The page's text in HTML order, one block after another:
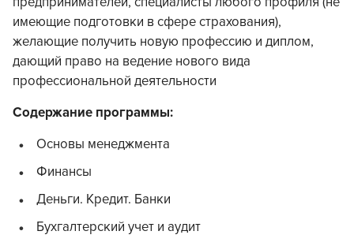
имеющие подготовки в сфере страхования),
желающие получить новую профессию и диплом,
дающий право на ведение нового вида
профессиональной деятельности
Содержание программы:
Основы менеджмента
Финансы
Деньги. Кредит. Банки
Бухгалтерский учет и аудит